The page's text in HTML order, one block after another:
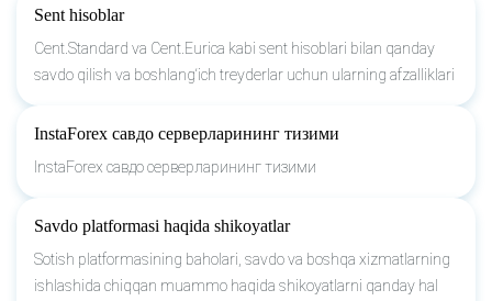
Sent hisoblar
Cent.Standard va Cent.Eurica kabi sent hisoblari bilan qanday
savdo qilish va boshlang‘ich treyderlar uchun ularning afzalliklari
InstaForex савдо серверларининг тизими
InstaForex савдо серверларининг тизими
Savdo platformasi haqida shikoyatlar
Sotish platformasining baholari, savdo va boshqa xizmatlarning
ishlashida chiqqan muammo haqida shikoyatlarni qanday hal